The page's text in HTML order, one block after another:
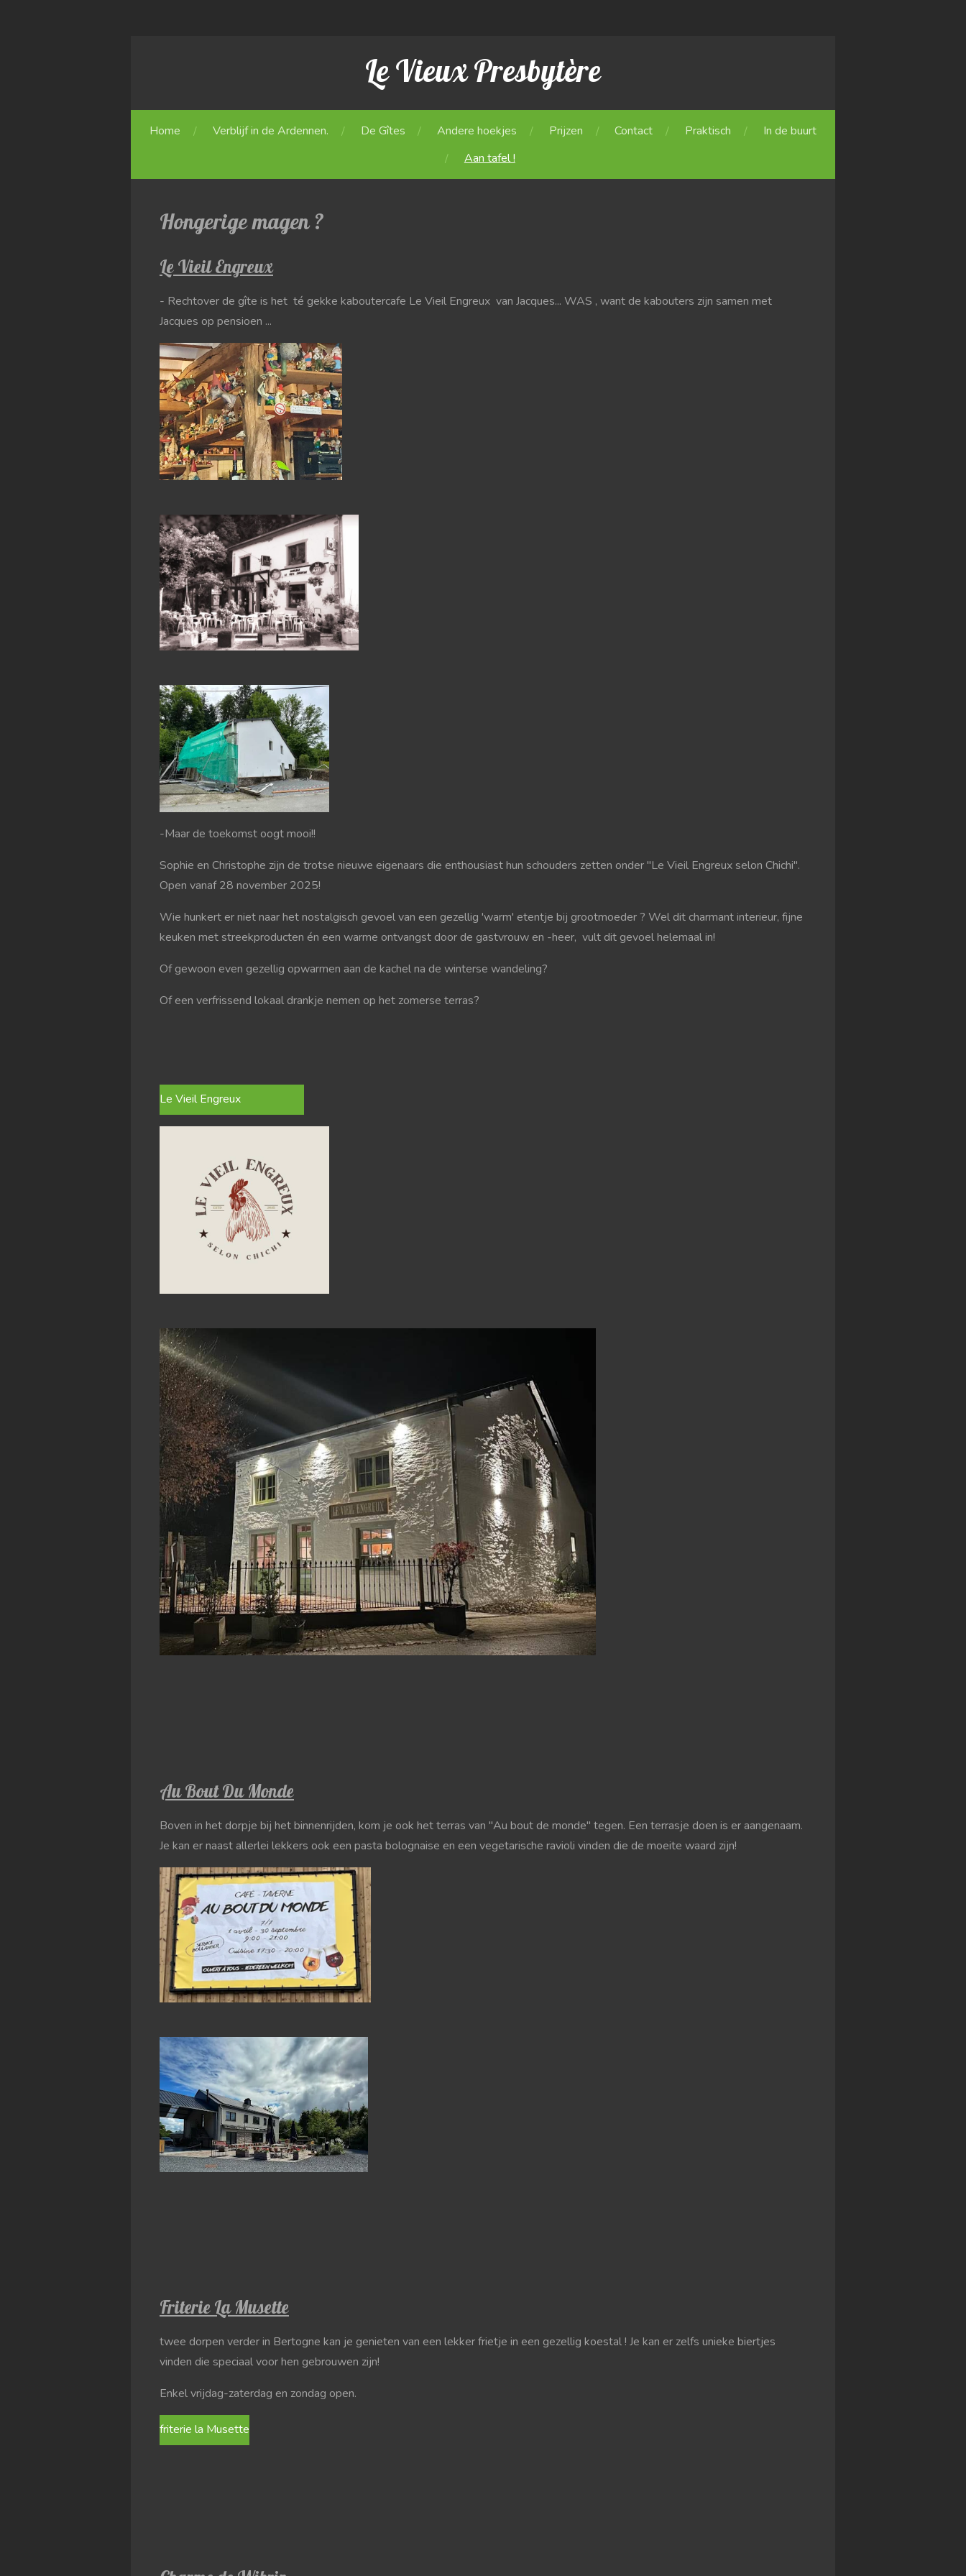
Le Vieux Presbytère
Home Verblijf in de Ardennen. De Gîtes Andere hoekjes Prijzen Contact Praktisch
In de buurt
Aan tafel !
Hongerige magen ?
Le Vieil Engreux
- Rechtover de gîte is het té gekke kaboutercafe Le Vieil Engreux van Jacques... WAS , want de kabouters zijn samen met
Jacques op pensioen ...
-Maar de toekomst oogt mooi!!
Sophie en Christophe zijn de trotse nieuwe eigenaars die enthousiast hun schouders zetten onder "Le Vieil Engreux selon Chichi".
Open vanaf 28 november 2025!
Wie hunkert er niet naar het nostalgisch gevoel van een gezellig 'warm' etentje bij grootmoeder ? Wel dit charmant interieur, fijne
keuken met streekproducten én een warme ontvangst door de gastvrouw en -heer, vult dit gevoel helemaal in!
Of gewoon even gezellig opwarmen aan de kachel na de winterse wandeling?
Of een verfrissend lokaal drankje nemen op het zomerse terras?
Le Vieil Engreux
Au Bout Du Monde
Boven in het dorpje bij het binnenrijden, kom je ook het terras van "Au bout de monde" tegen. Een terrasje doen is er aangenaam.
Je kan er naast allerlei lekkers ook een pasta bolognaise en een vegetarische ravioli vinden die de moeite waard zijn!
Friterie La Musette
twee dorpen verder in Bertogne kan je genieten van een lekker frietje in een gezellig koestal ! Je kan er zelfs unieke biertjes
vinden die speciaal voor hen gebrouwen zijn!
Enkel vrijdag-zaterdag en zondag open.
friterie la Musette